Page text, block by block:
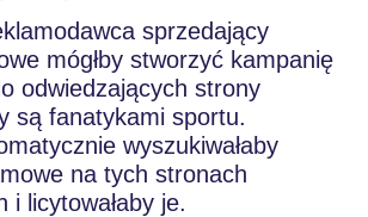
sprzedający
mógłby stworzyć kampanię
odwiedzających strony
są fanatykami sportu.
wyszukiwałaby
na tych stronach
i licytowałaby je.